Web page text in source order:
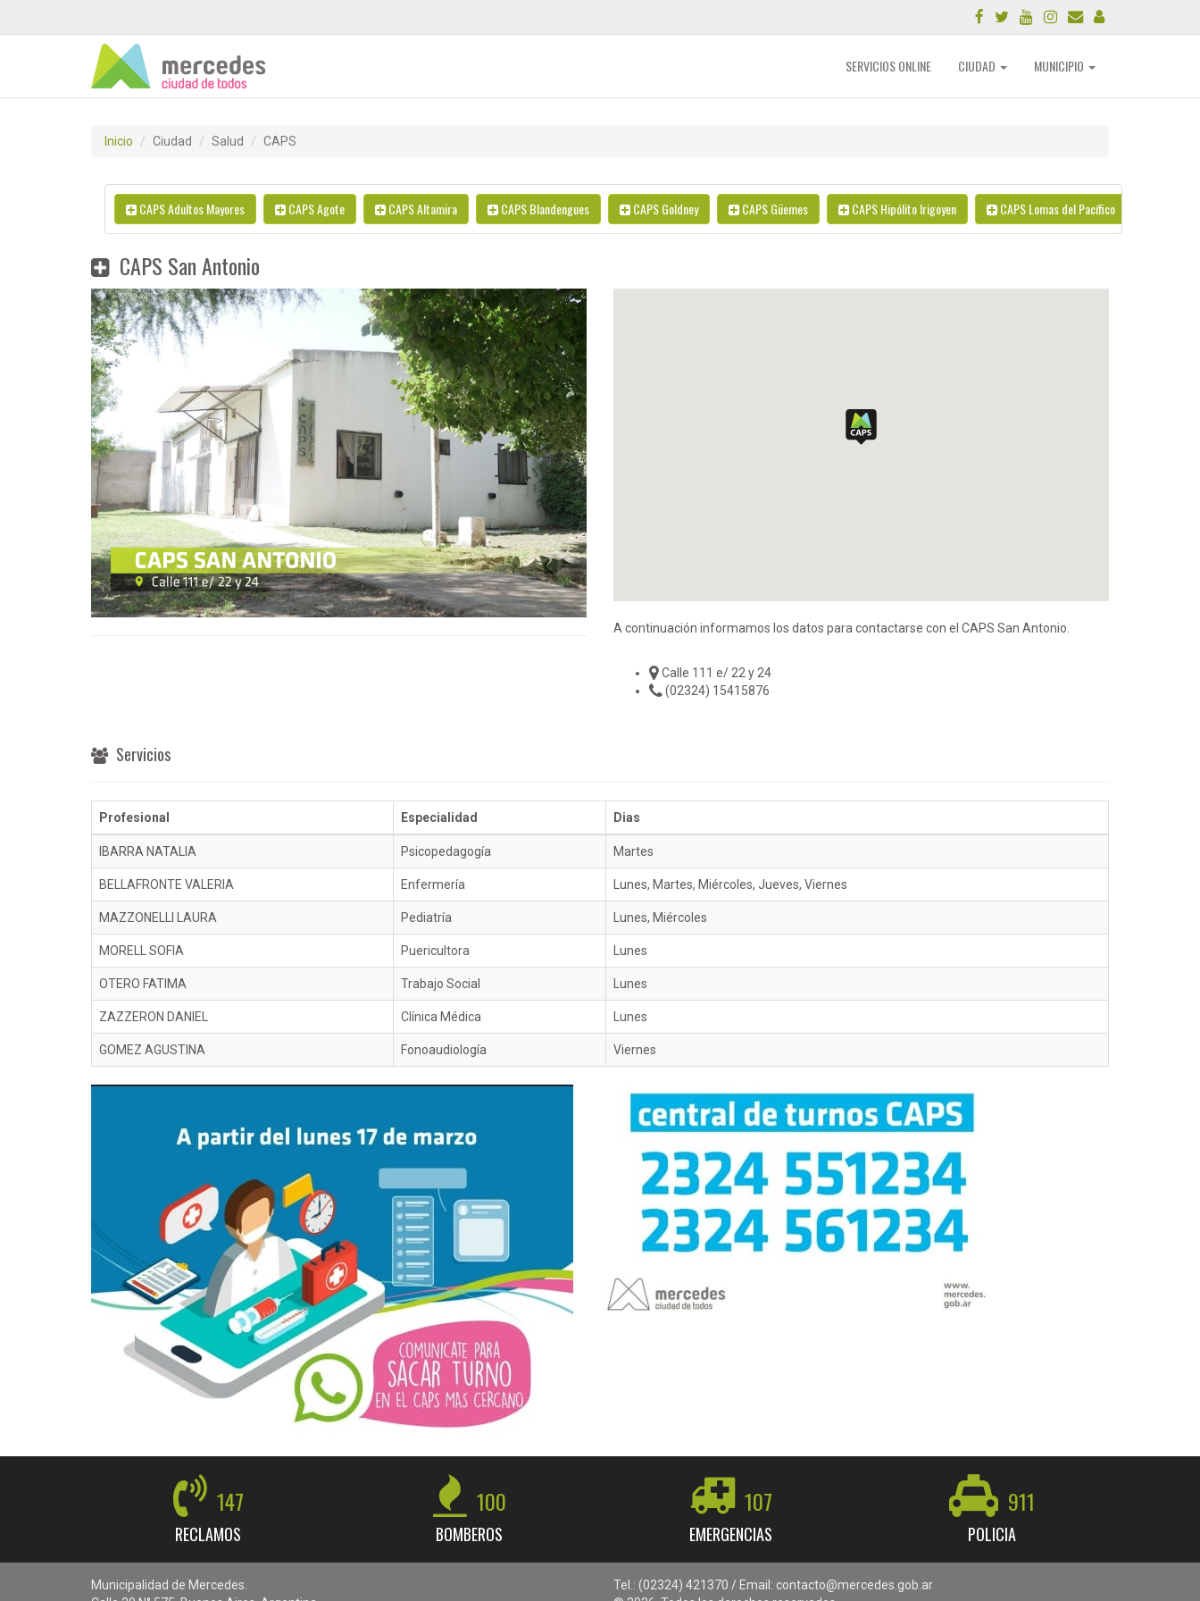
SERVICIOS ONLINE CIUDAD MUNICIPIO
Inicio Ciudad Salud CAPS
CAPS Adultos Mayores CAPS Agote CAPS Altamira CAPS Blandengues CAPS Goldney CAPS Güemes CAPS Hipólito Irigoyen CAPS Lomas del Pacífico
CAPS San Antonio
A continuación informamos los datos para contactarse con el CAPS San Antonio.
Calle 111 e/ 22 y 24
(02324) 15415876
Servicios
Profesional Especialidad Dias
IBARRA NATALIA Psicopedagogía Martes
BELLAFRONTE VALERIA Enfermería Lunes, Martes, Miércoles, Jueves, Viernes
MAZZONELLI LAURA Pediatría Lunes, Miércoles
MORELL SOFIA Puericultora Lunes
OTERO FATIMA Trabajo Social Lunes
ZAZZERON DANIEL Clínica Médica Lunes
GOMEZ AGUSTINA Fonoaudiología Viernes
147
RECLAMOS
100
BOMBEROS
107
EMERGENCIAS
911
POLICIA
Municipalidad de Mercedes.
Tel.: (02324) 421370 / Email: contacto@mercedes.gob.ar